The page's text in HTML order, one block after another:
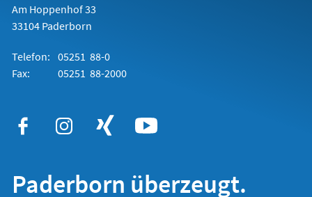
Am Hoppenhof 33
33104 Paderborn
Telefon: 05251 88-0
Fax:
05251 88-2000
Paderborn überzeugt.